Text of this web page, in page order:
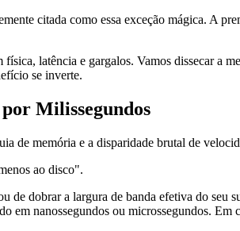
citada como essa exceção mágica. A
latência e gargalos. Vamos dissecar a
se inverte.
Milissegundos
de memória e a disparidade brutal de
ao disco".
dobrar a largura de banda efetiva do seu
em nanossegundos ou microssegundos.